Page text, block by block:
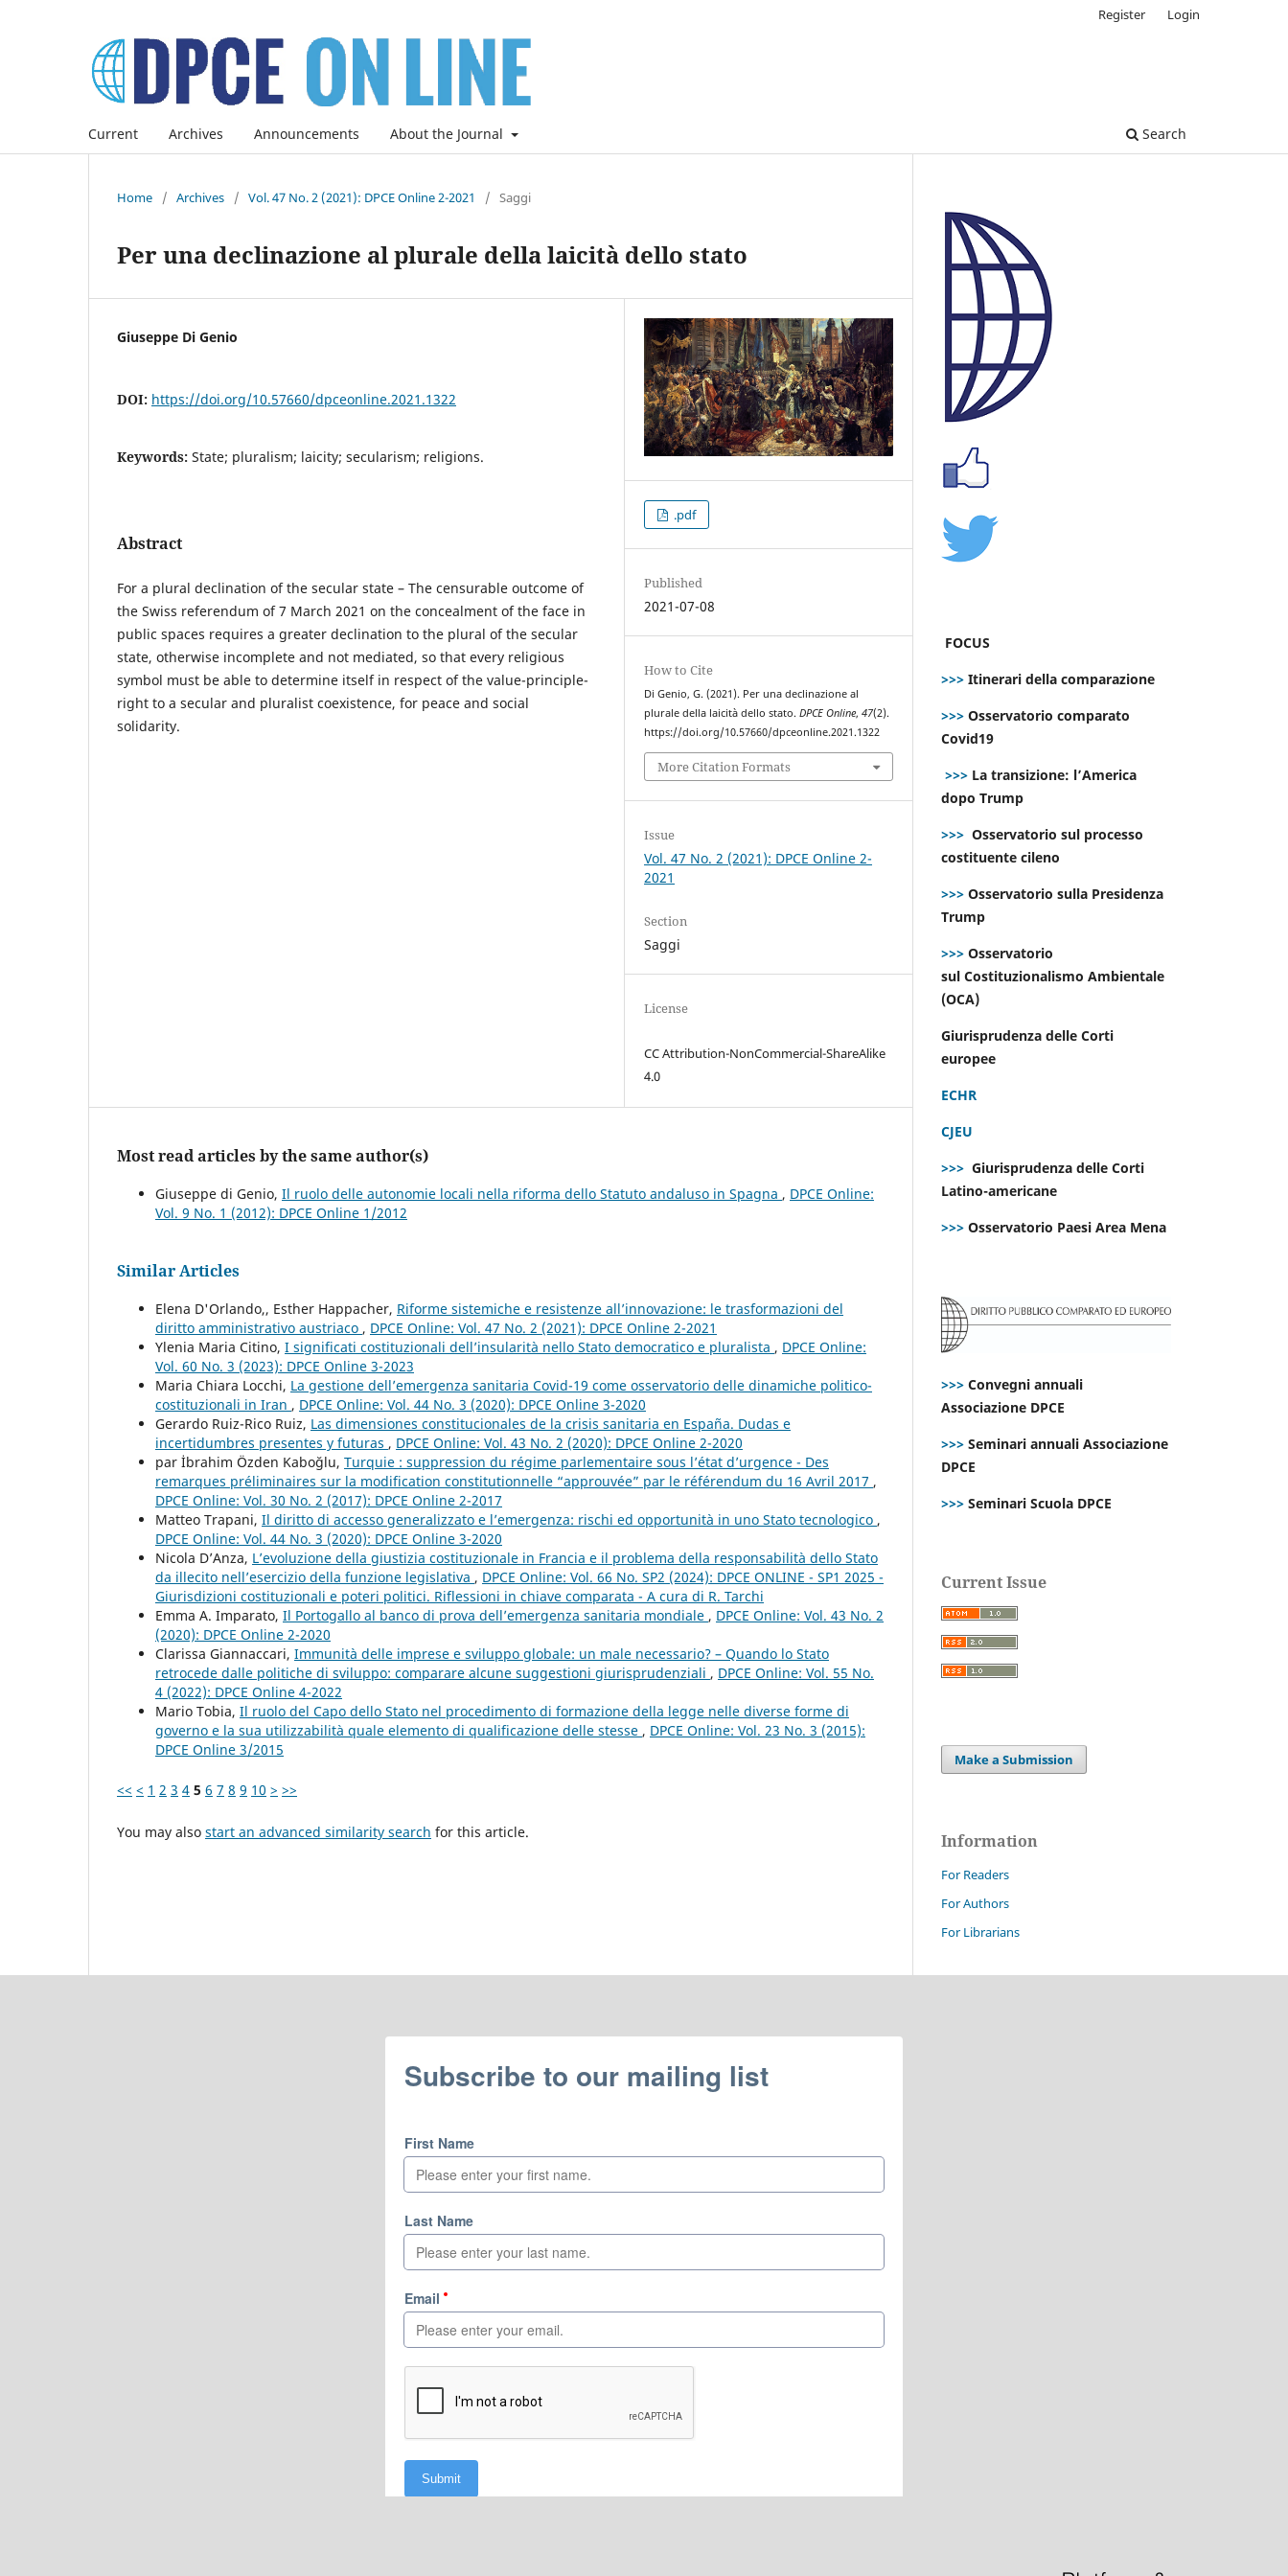
Current Archives Announcements About the Journal Search
Register Login
Home / Archives / Vol. 47 No. 2 (2021): DPCE Online 2-2021 / Saggi
Per una declinazione al plurale della laicità dello stato
Giuseppe Di Genio
DOI: https://doi.org/10.57660/dpceonline.2021.1322
Keywords: State; pluralism; laicity; secularism; religions.
Abstract
For a plural declination of the secular state – The censurable outcome of
the Swiss referendum of 7 March 2021 on the concealment of the face in
public spaces requires a greater declination to the plural of the secular
state, otherwise incomplete and not mediated, so that every religious
symbol must be able to determine itself in respect of the value-principle-
right to a secular and pluralist coexistence, for peace and social
solidarity.
.pdf
Published
2021-07-08
How to Cite
Di Genio, G. (2021). Per una declinazione al
plurale della laicità dello stato.DPCE Online,47(2).
https://doi.org/10.57660/dpceonline.2021.1322
More Citation Formats
Issue
Vol. 47 No. 2 (2021): DPCE Online 2-
2021
Section
Saggi
License
CC Attribution-NonCommercial-ShareAlike
4.0
Most read articles by the same author(s)
Giuseppe di Genio, Il ruolo delle autonomie locali nella riforma dello Statuto andaluso in Spagna , DPCE Online:
Vol. 9 No. 1 (2012): DPCE Online 1/2012
Similar Articles
Elena D'Orlando,, Esther Happacher, Riforme sistemiche e resistenze all’innovazione: le trasformazioni del
diritto amministrativo austriaco , DPCE Online: Vol. 47 No. 2 (2021): DPCE Online 2-2021
Ylenia Maria Citino, I significati costituzionali dell’insularità nello Stato democratico e pluralista , DPCE Online:
Vol. 60 No. 3 (2023): DPCE Online 3-2023
Maria Chiara Locchi, La gestione dell’emergenza sanitaria Covid-19 come osservatorio delle dinamiche politico-
costituzionali in Iran , DPCE Online: Vol. 44 No. 3 (2020): DPCE Online 3-2020
Gerardo Ruiz-Rico Ruiz, Las dimensiones constitucionales de la crisis sanitaria en España. Dudas e
incertidumbres presentes y futuras , DPCE Online: Vol. 43 No. 2 (2020): DPCE Online 2-2020
par İbrahim Özden Kaboğlu, Turquie : suppression du régime parlementaire sous l’état d’urgence - Des
remarques préliminaires sur la modification constitutionnelle “approuvée” par le référendum du 16 Avril 2017 ,
DPCE Online: Vol. 30 No. 2 (2017): DPCE Online 2-2017
Matteo Trapani, Il diritto di accesso generalizzato e l’emergenza: rischi ed opportunità in uno Stato tecnologico ,
DPCE Online: Vol. 44 No. 3 (2020): DPCE Online 3-2020
Nicola D’Anza, L’evoluzione della giustizia costituzionale in Francia e il problema della responsabilità dello Stato
da illecito nell’esercizio della funzione legislativa , DPCE Online: Vol. 66 No. SP2 (2024): DPCE ONLINE - SP1 2025 -
Giurisdizioni costituzionali e poteri politici. Riflessioni in chiave comparata - A cura di R. Tarchi
Emma A. Imparato, Il Portogallo al banco di prova dell’emergenza sanitaria mondiale , DPCE Online: Vol. 43 No. 2
(2020): DPCE Online 2-2020
Clarissa Giannaccari, Immunità delle imprese e sviluppo globale: un male necessario? – Quando lo Stato
retrocede dalle politiche di sviluppo: comparare alcune suggestioni giurisprudenziali , DPCE Online: Vol. 55 No.
4 (2022): DPCE Online 4-2022
Mario Tobia, Il ruolo del Capo dello Stato nel procedimento di formazione della legge nelle diverse forme di
governo e la sua utilizzabilità quale elemento di qualificazione delle stesse , DPCE Online: Vol. 23 No. 3 (2015):
DPCE Online 3/2015
<< < 1 2 3 4 5 6 7 8 9 10 > >>
You may also start an advanced similarity search for this article.
FOCUS
>>> Itinerari della comparazione
>>> Osservatorio comparato
Covid19
>>> La transizione: l’America
dopo Trump
>>> Osservatorio sul processo
costituente cileno
>>> Osservatorio sulla Presidenza
Trump
>>> Osservatorio
sul Costituzionalismo Ambientale
(OCA)
Giurisprudenza delle Corti
europee
ECHR
CJEU
>>> Giurisprudenza delle Corti
Latino-americane
>>> Osservatorio Paesi Area Mena
>>> Convegni annuali
Associazione DPCE
>>> Seminari annuali Associazione
DPCE
>>> Seminari Scuola DPCE
Current Issue
Make a Submission
Information
For Readers
For Authors
For Librarians